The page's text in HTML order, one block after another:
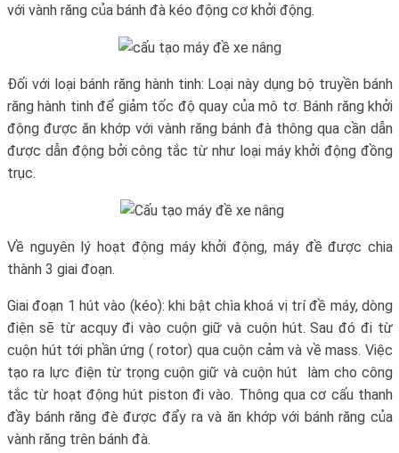
với vành răng của bánh đà kéo động cơ khởi động.
Đối với loại bánh răng hành tinh: Loại này dụng bộ truyền bánh
răng hành tinh để giảm tốc độ quay của mô tơ. Bánh răng khởi
động được ăn khớp với vành răng bánh đà thông qua cần dẫn
được dẫn động bởi công tắc từ như loại máy khởi động đồng
trục.
Về nguyên lý hoạt động máy khởi động, máy đề được chia
thành 3 giai đoạn.
Giai đoạn 1 hút vào (kéo): khi bật chìa khoá vị trí đề máy, dòng
điện sẽ từ acquy đi vào cuộn giữ và cuộn hút. Sau đó đi từ
cuộn hút tới phần ứng ( rotor) qua cuộn cảm và về mass. Việc
tạo ra lực điện từ trọng cuộn giữ và cuộn hút làm cho công
tắc từ hoạt động hút piston đi vào. Thông qua cơ cấu thanh
đầy bánh răng đè được đẩy ra và ăn khớp với bánh răng của
vành răng trên bánh đà.